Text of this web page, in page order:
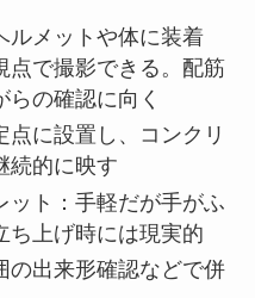
ルメットや体に装着
点で撮影できる。配筋
の確認に向く
に設置し、コンクリ
続的に映す
ット：手軽だが手がふ
ち上げ時には現実的
の出来形確認などで併